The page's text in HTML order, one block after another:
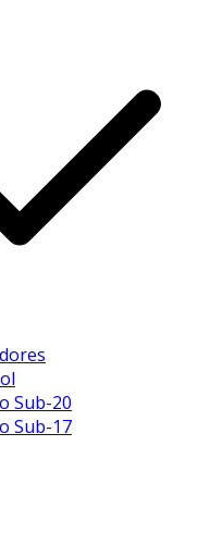
Sub-20
Sub-17